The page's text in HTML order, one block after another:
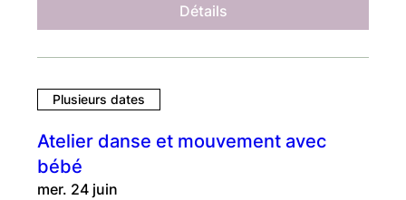
Détails
Plusieurs dates
Atelier danse et mouvement avec
bébé
mer. 24 juin